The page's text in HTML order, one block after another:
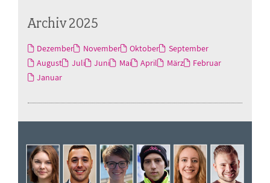
Archiv 2025
Dezember November Oktober
September
August
Juli Juni Mai April März
Februar
Januar